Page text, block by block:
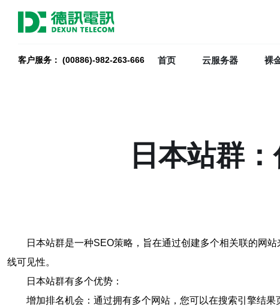
客户服务： (00886)-982-263-666 首页 云服务器 裸
日本站群
日本站群是一种SEO策略，旨在通过创建多个相关联的网
线可见性。
日本站群有多个优势：
增加排名机会：通过拥有多个网站，您可以在搜索引擎结果